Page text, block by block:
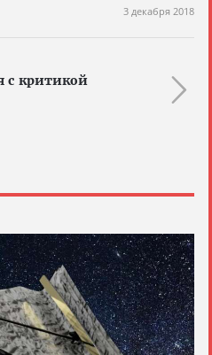
3 декабря 2018
с критикой